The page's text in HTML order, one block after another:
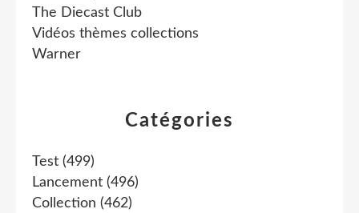
Catégories
Test (499)
Lancement (496)
Collection (462)
The Diecast Club
Vidéos thèmes collections
Warner